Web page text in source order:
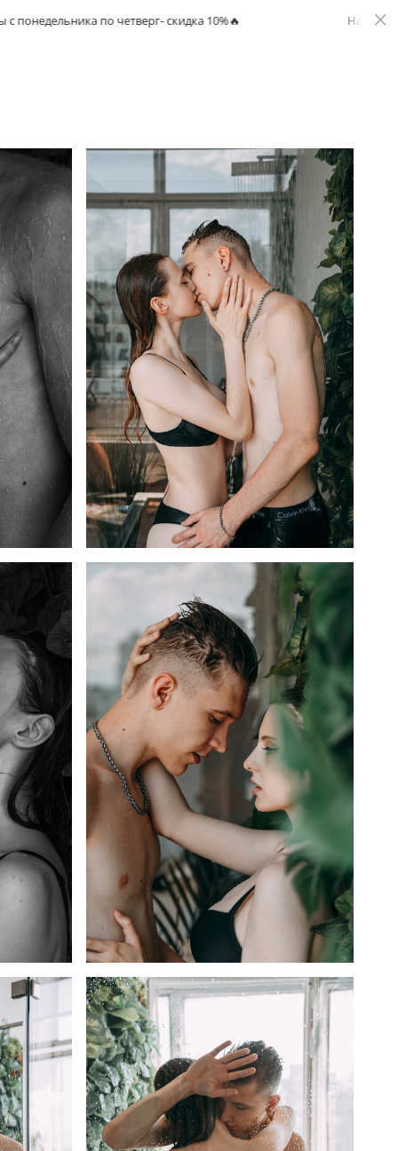
по четверг- скидка 10%🔥 На все свадьбы с